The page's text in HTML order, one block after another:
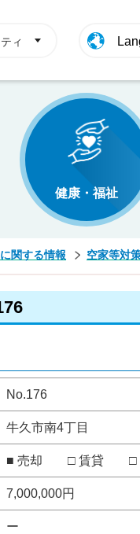
ィ
健康・福祉
関する情報 空家等対
No.176
牛久市南4丁目
■ 売却 □ 賃貸 □
7,000,000円
ー